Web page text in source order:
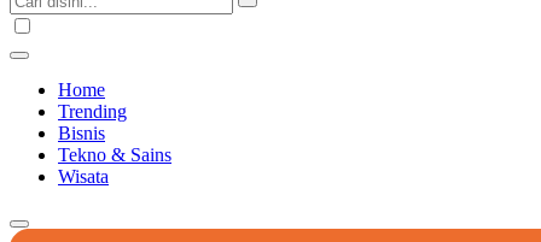
Home
Trending
Bisnis
Tekno & Sains
Wisata